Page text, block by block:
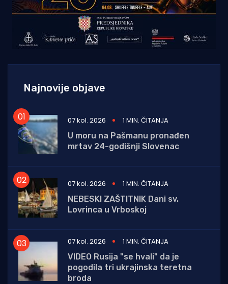
Najnovije objave
07 kol. 2026
1 MIN. ČITANJA
U moru na Pašmanu pronađen
mrtav 24-godišnji Slovenac
07 kol. 2026
1 MIN. ČITANJA
NEBESKI ZAŠTITNIK Dani sv.
Lovrinca u Vrboskoj
07 kol. 2026
1 MIN. ČITANJA
VIDEO Rusija "se hvali" da je
pogodila tri ukrajinska teretna
broda